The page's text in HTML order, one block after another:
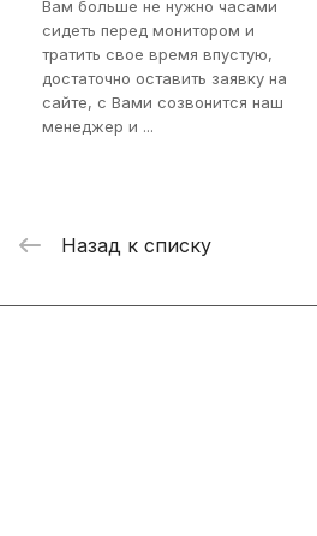
Вам больше не нужно часами
сидеть перед монитором и
тратить свое время впустую,
достаточно оставить заявку на
сайте, с Вами созвонится наш
менеджер и ...
Назад к списку